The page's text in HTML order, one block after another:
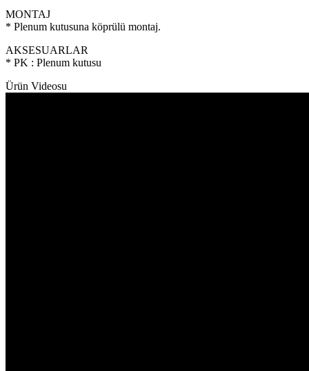
MONTAJ
* Plenum kutusuna köprülü montaj.
AKSESUARLAR
* PK : Plenum kutusu
Ürün Videosu